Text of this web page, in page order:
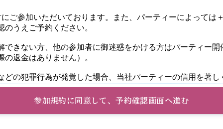
参加規約に同意して、予約確認画面へ進む